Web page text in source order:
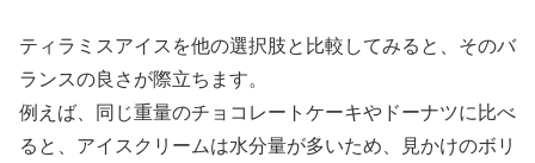
ティラミスアイスを他の選択肢と比較してみると、そのバ
ランスの良さが際立ちます。
例えば、同じ重量のチョコレートケーキやドーナツに比べ
ると、アイスクリームは水分量が多いため、見かけのボリ